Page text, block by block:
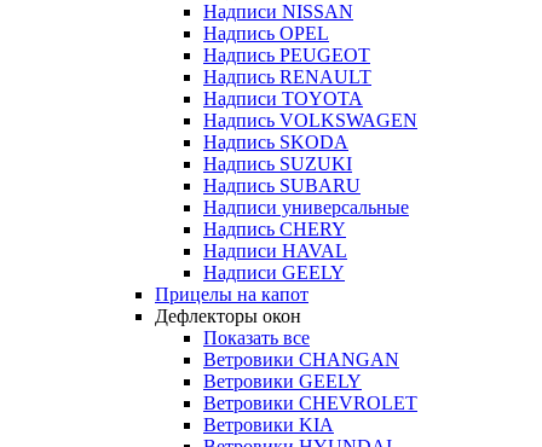
Надписи NISSAN
Надпись OPEL
Надпись PEUGEOT
Надпись RENAULT
Надписи TOYOTA
Надпись VOLKSWAGEN
Надпись SKODA
Надпись SUZUKI
Надпись SUBARU
Надписи универсальные
Надпись CHERY
Надписи HAVAL
Надписи GEELY
Прицелы на капот
Дефлекторы окон
Показать все
Ветровики CHANGAN
Ветровики GEELY
Ветровики CHEVROLET
Ветровики KIA